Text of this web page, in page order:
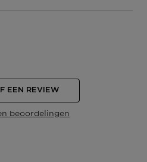
beoordelingen
EEN REVIEW